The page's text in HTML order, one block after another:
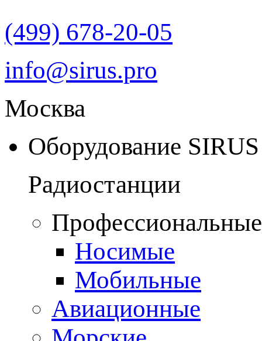
(499) 678-20-05
info@sirus.pro
Москва
Оборудование SIRUS
Радиостанции
Носимые
Мобильные
Авиационные